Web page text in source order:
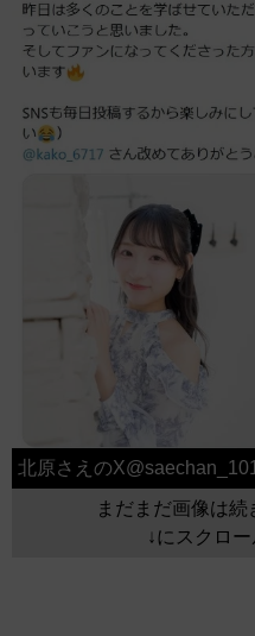
北原さえの
まだまだ画像は続
↓にスクロ